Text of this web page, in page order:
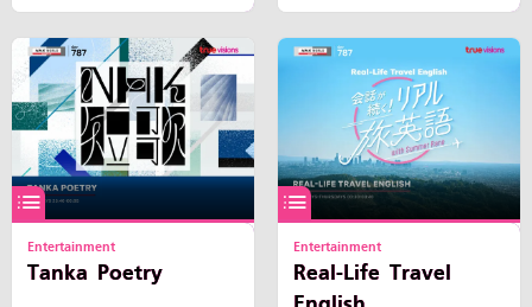
Entertainment
Tanka Poetry
Entertainment
Real-Life Travel